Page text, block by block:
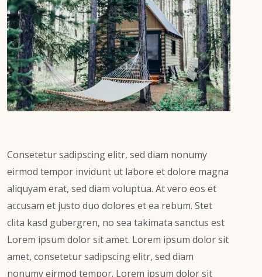
Consetetur sadipscing elitr, sed diam nonumy
eirmod tempor invidunt ut labore et dolore magna
aliquyam erat, sed diam voluptua. At vero eos et
accusam et justo duo dolores et ea rebum. Stet
clita kasd gubergren, no sea takimata sanctus est
Lorem ipsum dolor sit amet. Lorem ipsum dolor sit
amet, consetetur sadipscing elitr, sed diam
nonumy eirmod tempor. Lorem ipsum dolor sit